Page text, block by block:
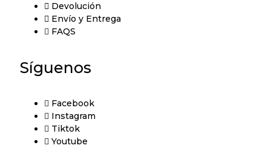
Devolución
Envío y Entrega
FAQS
Síguenos
Facebook
Instagram
Tiktok
Youtube